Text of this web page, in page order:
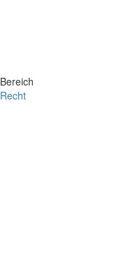
Bereich
Recht